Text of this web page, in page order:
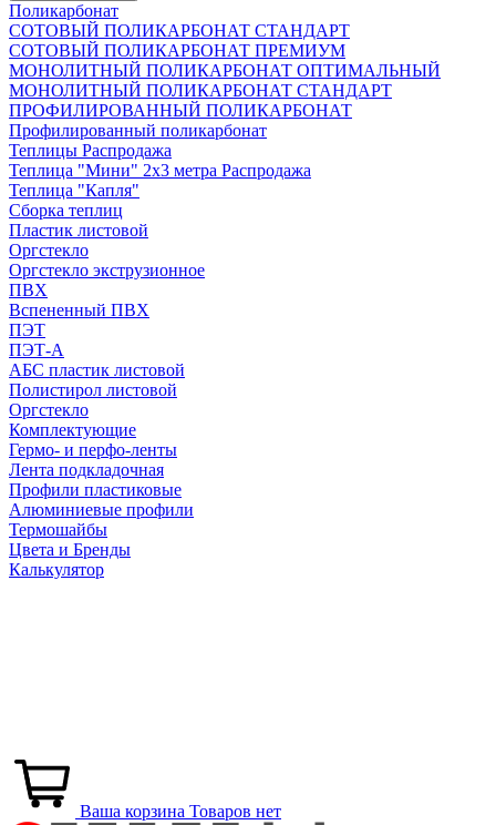
Поликарбонат
СОТОВЫЙ ПОЛИКАРБОНАТ СТАНДАРТ
СОТОВЫЙ ПОЛИКАРБОНАТ ПРЕМИУМ
МОНОЛИТНЫЙ ПОЛИКАРБОНАТ ОПТИМАЛЬНЫЙ
МОНОЛИТНЫЙ ПОЛИКАРБОНАТ СТАНДАРТ
ПРОФИЛИРОВАННЫЙ ПОЛИКАРБОНАТ
Профилированный поликарбонат
Теплицы Распродажа
Теплица "Мини" 2х3 метра Распродажа
Теплица "Капля"
Сборка теплиц
Пластик листовой
Оргстекло
Оргстекло экструзионное
ПВХ
Вспененный ПВХ
ПЭТ
ПЭТ-А
АБС пластик листовой
Полистирол листовой
Оргстекло
Комплектующие
Гермо- и перфо-ленты
Лента подкладочная
Профили пластиковые
Алюминиевые профили
Термошайбы
Цвета и Бренды
Калькулятор
Ваша корзина Товаров нет